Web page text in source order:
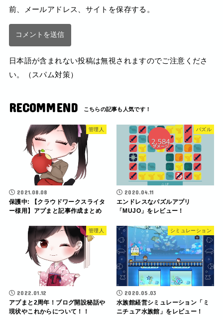
前、メールアドレス、サイトを保存する。
日本語が含まれない投稿は無視されますのでご注意くださ
い。（スパム対策）
RECOMMEND
管理人
2021.08.08
保護中: 【クラウドワークスライタ
ー様用】アプまと記事作成まとめ
パズル
2020.04.11
エンドレスなパズルアプリ
「MUJO」をレビュー！
管理人
2022.01.12
アプまと2周年！ブログ開設秘話や
現状やこれからについて！！
シミュレーション
2020.05.03
水族館経営シミュレーション「ミ
ニチュア水族館」をレビュー！